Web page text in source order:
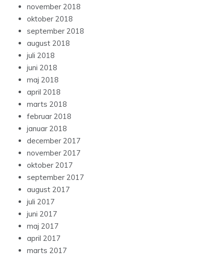
november 2018
oktober 2018
september 2018
august 2018
juli 2018
juni 2018
maj 2018
april 2018
marts 2018
februar 2018
januar 2018
december 2017
november 2017
oktober 2017
september 2017
august 2017
juli 2017
juni 2017
maj 2017
april 2017
marts 2017